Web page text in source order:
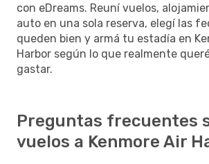
con eDreams. Reuní vuelos,
auto en una sola reserva, elegí las
queden bien y armá tu estadía en
Harbor según lo que realmente
gastar.
Preguntas frecuentes
vuelos a Kenmore Air